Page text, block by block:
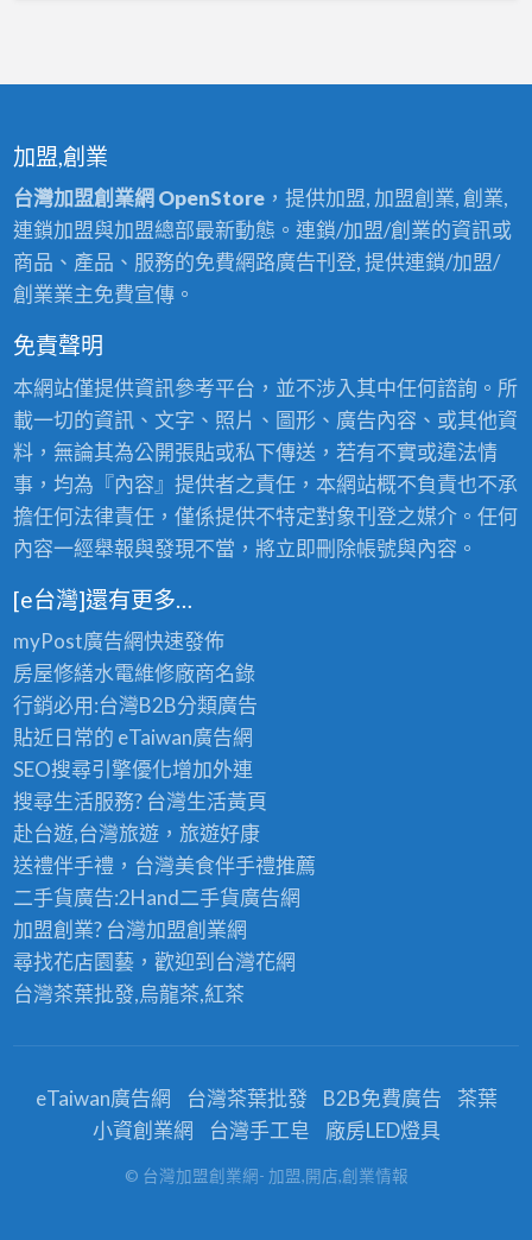
加盟,創業
台灣加盟創業網 OpenStore，提供加盟, 加盟創業, 創業,
連鎖加盟與加盟總部最新動態。連鎖/加盟/創業的資訊或
商品、產品、服務的免費網路廣告刊登, 提供連鎖/加盟/
創業業主免費宣傳。
免責聲明
本網站僅提供資訊參考平台，並不涉入其中任何諮詢。所
載一切的資訊、文字、照片、圖形、廣告內容、或其他資
料，無論其為公開張貼或私下傳送，若有不實或違法情
事，均為『內容』提供者之責任，本網站概不負責也不承
擔任何法律責任，僅係提供不特定對象刊登之媒介。任何
內容一經舉報與發現不當，將立即刪除帳號與內容。
[e台灣]還有更多…
myPost廣告網快速發佈
房屋修繕水電維修廠商名錄
行銷必用:台灣B2B分類廣告
貼近日常的 eTaiwan廣告網
SEO搜尋引擎優化增加外連
搜尋生活服務? 台灣生活黃頁
赴台遊,台灣旅遊，旅遊好康
送禮伴手禮，台灣美食伴手禮推薦
二手貨廣告:2Hand二手貨廣告網
加盟創業? 台灣加盟創業網
尋找花店園藝，歡迎到 台灣花網
台灣茶葉批發,烏龍茶,紅茶
eTaiwan廣告網 台灣茶葉批發 B2B免費廣告
茶葉
小資創業網
台灣手工皂 廠房LED燈具
© 台灣加盟創業網- 加盟,開店,創業情報